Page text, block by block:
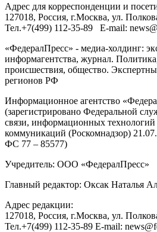
Адрес для корреспонденции и
127018, Россия, г.Москва, ул.
Тел.+7(499) 112-35-89 E-mail:
«ФедералПресс» - медиа-холдинг:
информагентства, журнал.
происшествия, общество.
регионов РФ
Информационное агентство
(зарегистрировано Федеральной
связи, информационных
коммуникаций (Роскомнадзор)
ФС 77 – 85577)
Учредитель: ООО «ФедералПресс»
Главный редактор: Оксак Наталья
Адрес редакции:
127018, Россия, г.Москва, ул.
Тел.+7(499) 112-35-89 E-mail: